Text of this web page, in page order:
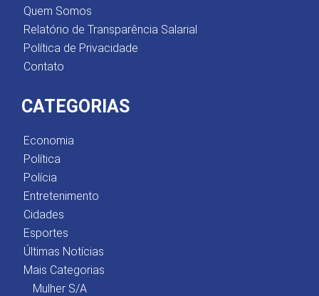
Quem Somos
Relatório de Transparência Salarial
Política de Privacidade
Contato
CATEGORIAS
Economia
Política
Polícia
Entretenimento
Cidades
Esportes
Últimas Notícias
Mais Categorias
Mulher S/A